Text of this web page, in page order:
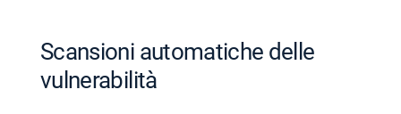
Scansioni automatiche delle
vulnerabilità